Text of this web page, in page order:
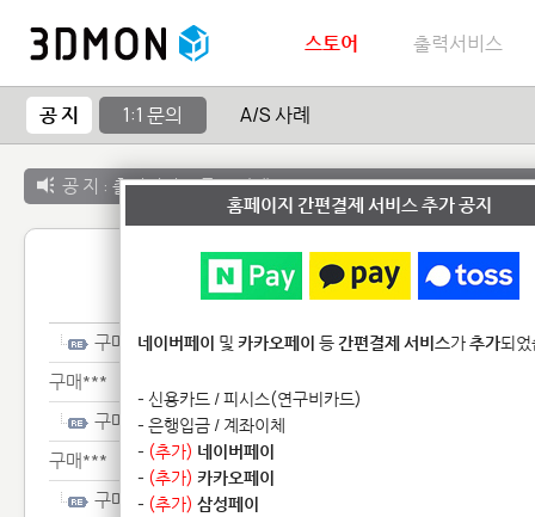
스토어 출력서비스
공 지 1:1 문의 A/S 사례
공 지 : 출력서비스 종료 안내
1:1 문
구매***
구매***
구매***
구매***
구매***
홈페이지 간편결제 서비스 추가 공지
네이버페이 및 카카오페이 등간편결제 서비스가추가되
- 신용카드 / 피시스(연구비카드)
- 은행입금 / 계좌이체
- (추가) 네이버페이
- (추가) 카카오페이
- (추가) 삼성페이